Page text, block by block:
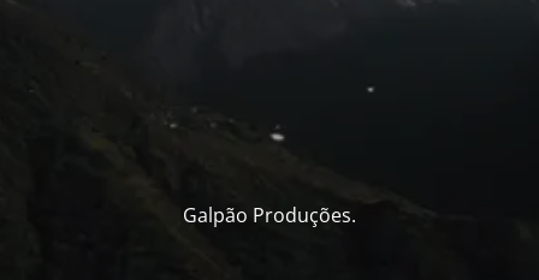
Galpão Produções.